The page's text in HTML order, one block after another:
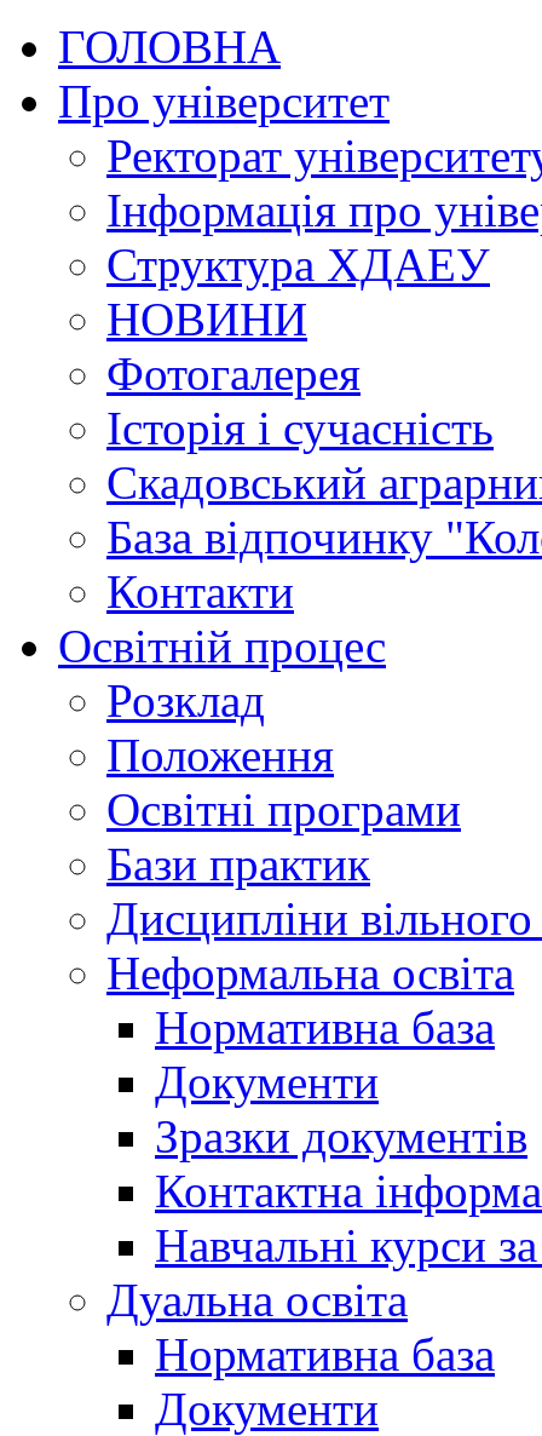
ГОЛОВНА
Про університет
Ректорат
Інформація про
Структура ХДАЕУ
НОВИНИ
Фотогалерея
Історія і сучасність
Скадовський
База відпочинку
Контакти
Освітній процес
Розклад
Положення
Освітні програми
Бази практик
Дисципліни
Неформальна освіта
Нормативна база
Документи
Зразки документів
Контактна
Навчальні курси
Дуальна освіта
Нормативна база
Документи